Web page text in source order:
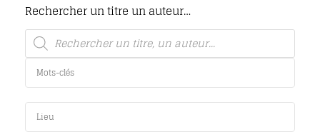
Rechercher un titre un auteur…